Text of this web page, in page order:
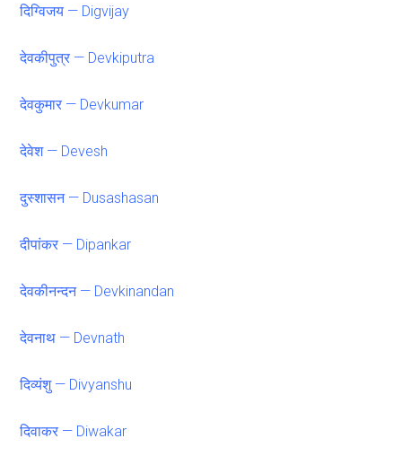
दिग्विजय — Digvijay
देवकीपुत्र — Devkiputra
देवकुमार — Devkumar
देवेश — Devesh
दुस्शासन — Dusashasan
दीपांकर — Dipankar
देवकीनन्दन — Devkinandan
देवनाथ — Devnath
दिव्यंशु — Divyanshu
दिवाकर — Diwakar